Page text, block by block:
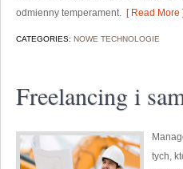
odmienny temperament. [ Read More ]
CATEGORIES: NOWE TECHNOLOGIE
Freelancing i
tych,